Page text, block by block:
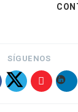
SÍGUENOS